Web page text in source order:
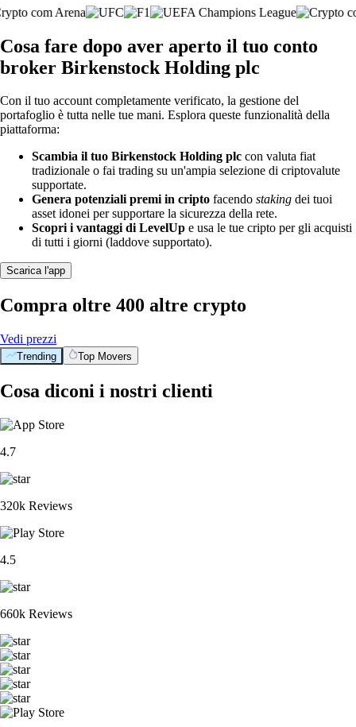
Cosa fare dopo aver aperto il tuo conto
broker Birkenstock Holding plc
Con il tuo account completamente verificato, la gestione del
portafoglio è tutta nelle tue mani. Esplora queste funzionalità della
piattaforma:
Scambia il tuo Birkenstock Holding plc con valuta fiat
tradizionale o fai trading su un'ampia selezione di criptovalute
supportate.
Genera potenziali premi in cripto facendo staking dei tuoi
asset idonei per supportare la sicurezza della rete.
Scopri i vantaggi di LevelUp e usa le tue cripto per gli acquisti
di tutti i giorni (laddove supportato).
Scarica l'app
Compra oltre 400 altre crypto
Vedi prezzi
Trending Top Movers
Cosa diconi i nostri clienti
4.7
320k Reviews
4.5
660k Reviews